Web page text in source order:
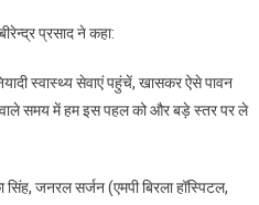
प्रसाद ने कहा:
स्वास्थ्य सेवाएं पहुंचें, खासकर ऐसे पावन
समय में हम इस पहल को और बड़े स्तर पर ले
जनरल सर्जन (एमपी बिरला हॉस्पिटल,